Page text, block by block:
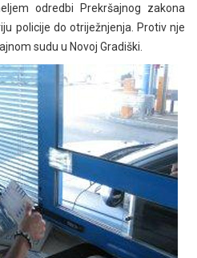
odredbi Prekršajnog zakona
policije do otriježnjenja. Protiv nje
sudu u Novoj Gradiški.